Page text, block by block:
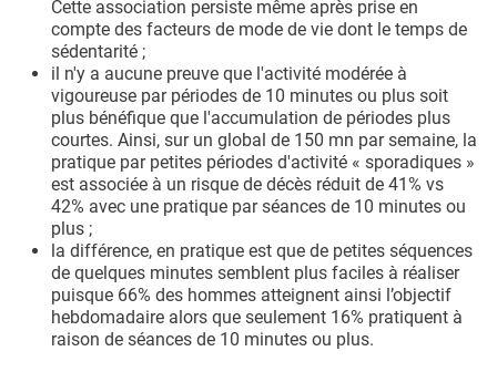
Cette association persiste même après prise en
compte des facteurs de mode de vie dont le temps de
sédentarité ;
il n'y a aucune preuve que l'activité modérée à
vigoureuse par périodes de 10 minutes ou plus soit
plus bénéfique que l'accumulation de périodes plus
courtes. Ainsi, sur un global de 150 mn par semaine, la
pratique par petites périodes d'activité « sporadiques »
est associée à un risque de décès réduit de 41% vs
42% avec une pratique par séances de 10 minutes ou
plus ;
la différence, en pratique est que de petites séquences
de quelques minutes semblent plus faciles à réaliser
puisque 66% des hommes atteignent ainsi l’objectif
hebdomadaire alors que seulement 16% pratiquent à
raison de séances de 10 minutes ou plus.